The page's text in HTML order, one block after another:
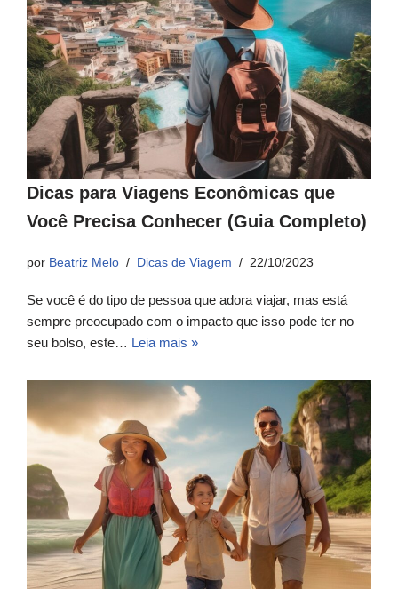
Dicas para Viagens Econômicas que
Você Precisa Conhecer (Guia Completo)
por Beatriz Melo Dicas de Viagem 22/10/2023
Se você é do tipo de pessoa que adora viajar, mas está
sempre preocupado com o impacto que isso pode ter no
seu bolso, este… Leia mais »